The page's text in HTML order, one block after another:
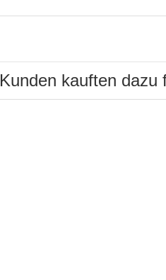
Kunden kauften dazu